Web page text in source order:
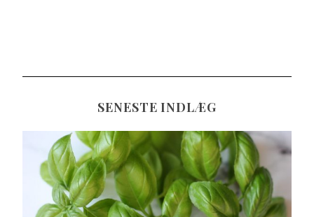
SENESTE INDLÆG